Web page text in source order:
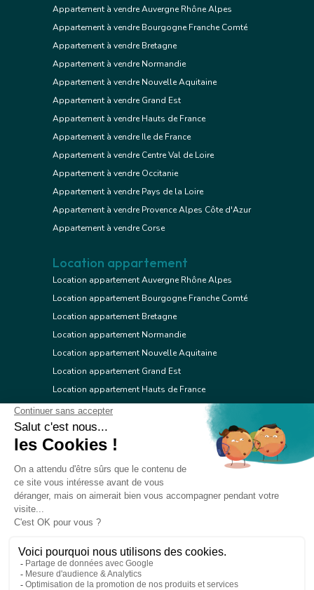
© 2026 Réseau immobilier l'Adresse
Appartement à vendre Auvergne Rhône Alpes
Appartement à vendre Bourgogne Franche Comté
Appartement à vendre Bretagne
Appartement à vendre Normandie
Appartement à vendre Nouvelle Aquitaine
Appartement à vendre Grand Est
Appartement à vendre Hauts de France
Appartement à vendre Ile de France
Appartement à vendre Centre Val de Loire
Appartement à vendre Occitanie
Appartement à vendre Pays de la Loire
Appartement à vendre Provence Alpes Côte d'Azur
Appartement à vendre Corse
Location appartement
Location appartement Auvergne Rhône Alpes
Location appartement Bourgogne Franche Comté
Location appartement Bretagne
Location appartement Normandie
Location appartement Nouvelle Aquitaine
Location appartement Grand Est
Location appartement Hauts de France
Location appartement Ile de France
Location appartement Centre Val de Loire
Location appartement Occitanie
Location appartement Provence Alpes Côte d'Azur
Location appartement Corse